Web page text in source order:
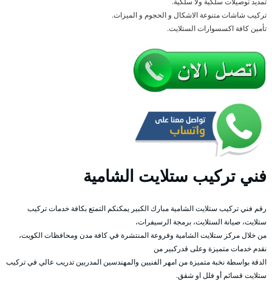
تركيب شاشات متنوعة الاشكال و الحجوم و الميزات.
تأمين كافة اكسسوارات الستلايت.
فني تركيب ستلايت الشامية
رقم فني تركيب ستلايت الشامية مبارك الكبير يمكنكم التمتع بكافة خدمات تركيب
ستلايت، صيانة الستلايت، برمجة الرسيفرات،
من خلال مركز ستلايت الشامية وفروعة المنتشرة في كافة مدن ومحافظات الكويت،
نقدم خدمات متميزة وعلى قدركبير من
الدقة بواسطة نخبة متميزة من امهر الفنيين والمهندسين المدربين تدريب عالي في تركيب
ستلايت قسائم أو فلل او شقق.